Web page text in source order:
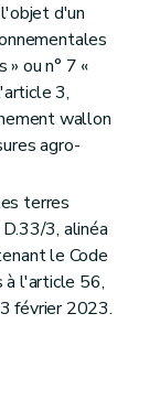
d'un
ou n° 7 «
3,
wallon
agro-
terres
3, alinéa
le Code
à l'article 56,
février 2023.